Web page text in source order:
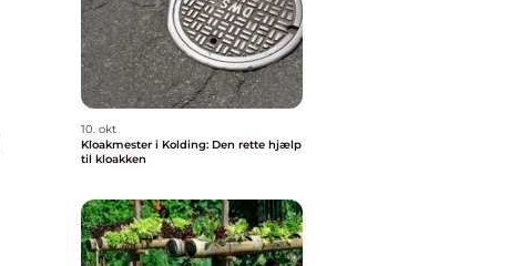
10. okt
Kloakmester i Kolding: Den rette hjælp
til kloakken